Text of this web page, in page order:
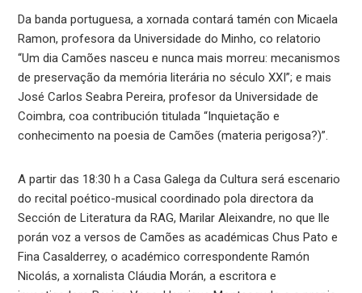
Da banda portuguesa, a xornada contará tamén con Micaela
Ramon, profesora da Universidade do Minho, co relatorio
“Um dia Camões nasceu e nunca mais morreu: mecanismos
de preservação da memória literária no século XXI”; e mais
José Carlos Seabra Pereira, profesor da Universidade de
Coimbra, coa contribución titulada “Inquietação e
conhecimento na poesia de Camões (materia perigosa?)”.
A partir das 18:30 h a Casa Galega da Cultura será escenario
do recital poético-musical coordinado pola directora da
Sección de Literatura da RAG, Marilar Aleixandre, no que lle
porán voz a versos de Camões as académicas Chus Pato e
Fina Casalderrey, o académico correspondente Ramón
Nicolás, a xornalista Cláudia Morán, a escritora e